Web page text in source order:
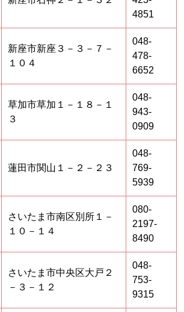
4851
新座市新座３－３－７－
１０４
048-
478-
6652
草加市草加１－１８－１
３
048-
943-
0909
蓮田市関山１－２－２３
048-
769-
5939
さいたま市南区別所１－
１０－１４
080-
2197-
8490
さいたま市中央区大戸２
－３－１２
048-
753-
9315